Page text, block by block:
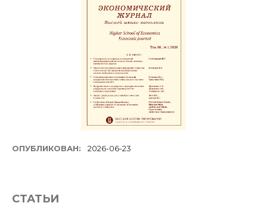
ОПУБЛИКОВАН: 2026-06-23
СТАТЬИ